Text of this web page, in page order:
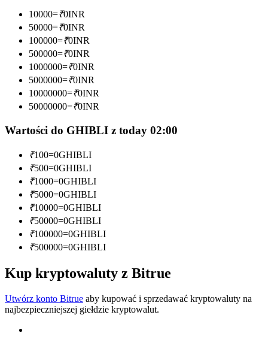
Zostań traderem kopiującym
transakcji
Informacja
Analiza Big Data, w tym informacje handlowe itp.
10000=₹0INR
50000=₹0INR
100000=₹0INR
500000=₹0INR
1000000=₹0INR
5000000=₹0INR
10000000=₹0INR
50000000=₹0INR
Wartości do GHIBLI z today 02:00
₹100=0GHIBLI
₹500=0GHIBLI
₹1000=0GHIBLI
₹5000=0GHIBLI
₹10000=0GHIBLI
₹50000=0GHIBLI
₹100000=0GHIBLI
₹500000=0GHIBLI
Kup kryptowaluty z Bitrue
Utwórz konto Bitrue aby kupować i sprzedawać kryptowaluty na
najbezpieczniejszej giełdzie kryptowalut.